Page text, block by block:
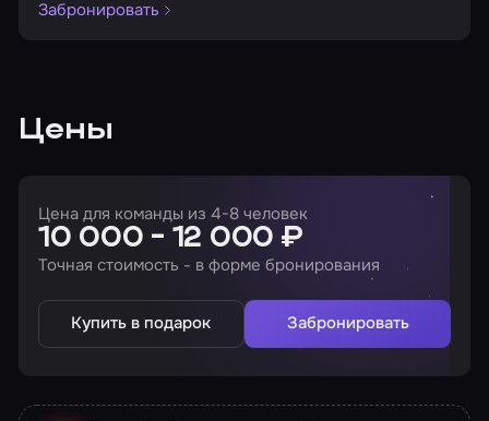
Забронировать
Цены
Цена для команды из 4-8 человек
10 000 - 12 000 ₽
Точная стоимость - в форме бронирования
Купить в подарок Забронировать